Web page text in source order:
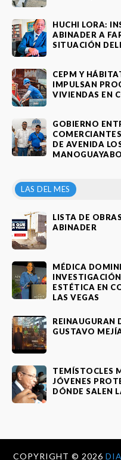
HUCHI LORA:
ABINADER A
SITUACIÓN
CEPM Y
IMPULSAN
VIVIENDAS EN
GOBIERNO
DE AVENIDA
MANOGUAYABO
LAS DEL MES
LISTA DE
ABINADER
MÉDICA
ESTÉTICA EN
LAS VEGAS
REINAUGURAN
GUSTAVO
TEMÍSTOCLES
JÓVENES
DÓNDE SALEN
COPYRIGHT © 2026